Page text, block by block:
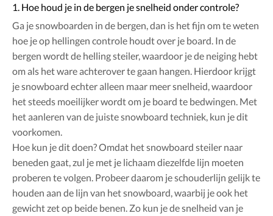
1. Hoe houd je in de bergen je snelheid onder controle?
Ga je snowboarden in de bergen, dan is het fijn om te weten
hoe je op hellingen controle houdt over je board. In de
bergen wordt de helling steiler, waardoor je de neiging hebt
om als het ware achterover te gaan hangen. Hierdoor krijgt
je snowboard echter alleen maar meer snelheid, waardoor
het steeds moeilijker wordt om je board te bedwingen. Met
het aanleren van de juiste snowboard techniek, kun je dit
voorkomen.
Hoe kun je dit doen? Omdat het snowboard steiler naar
beneden gaat, zul je met je lichaam diezelfde lijn moeten
proberen te volgen. Probeer daarom je schouderlijn gelijk te
houden aan de lijn van het snowboard, waarbij je ook het
gewicht zet op beide benen. Zo kun je de snelheid van je